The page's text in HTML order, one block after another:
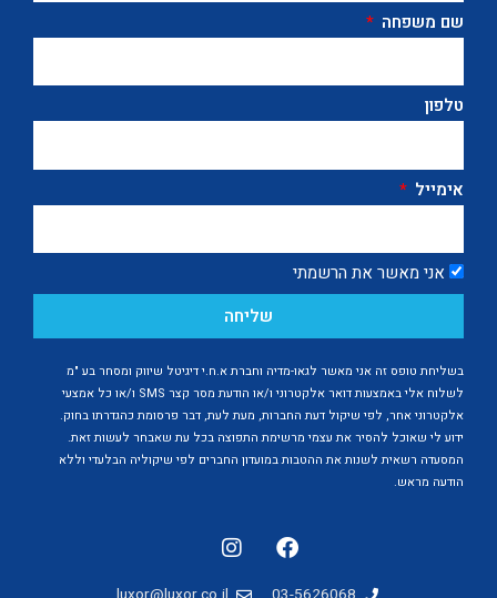
שם משפחה
טלפון
אימייל
אני מאשר את הרשמתי
שליחה
בשליחת טופס זה אני מאשר לגאו-מדיה וחברת א.ח.י דיגיטל שיווק ומסחר בע "מ
לשלוח אלי באמצעות דואר אלקטרוני ו/או הודעת מסר קצר SMS ו/או כל אמצעי
אלקטרוני אחר, לפי שיקול דעת החברות, מעת לעת, דבר פרסומת כהגדרתו בחוק.
ידוע לי שאוכל להסיר את עצמי מרשימת התפוצה בכל עת שאבחר לעשות זאת.
המסעדה רשאית לשנות את ההטבות במועדון החברים לפי שיקוליה הבלעדי וללא
הודעה מראש.